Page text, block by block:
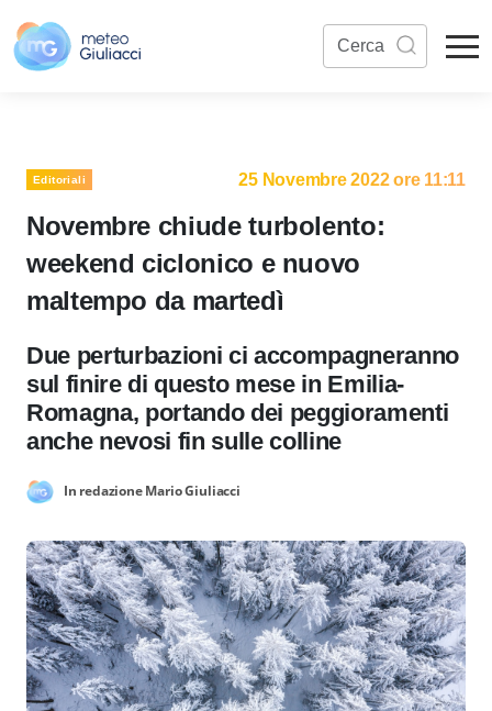
Editoriali 25 Novembre 2022 ore 11:11
Novembre chiude turbolento:
weekend ciclonico e nuovo
maltempo da martedì
Due perturbazioni ci accompagneranno
sul finire di questo mese in Emilia-
Romagna, portando dei peggioramenti
anche nevosi fin sulle colline
In redazione Mario Giuliacci